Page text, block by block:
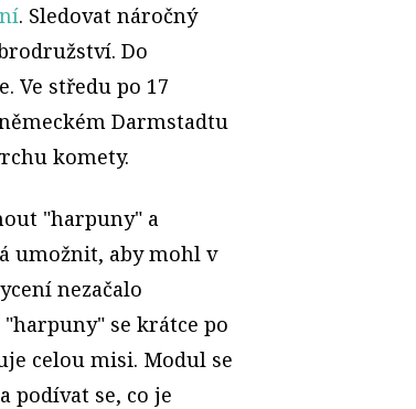
. Sledovat náročný
Do
Ve středu po 17
Darmstadtu
komety.
"harpuny" a
umožnit, aby mohl v
nezačalo
se krátce po
celou misi. Modul se
podívat se, co je